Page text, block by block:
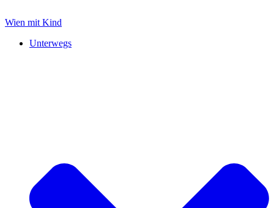
Inhalt
Wien mit Kind
Unterwegs